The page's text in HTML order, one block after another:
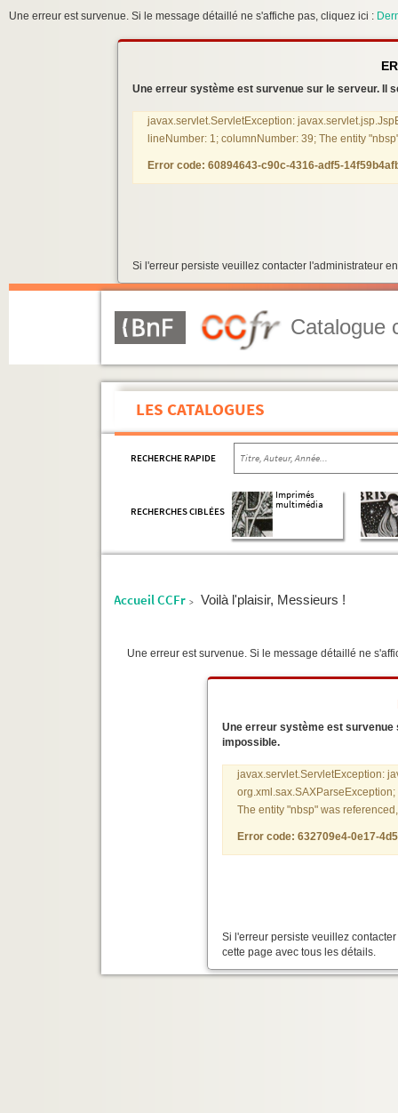
Une erreur est survenue. Si le message détaillé ne s'affiche pas, cliquez ici :
Une erreur système est survenue sur le serveur. Il
javax.servlet.ServletException:
lineNumber: 1; columnNumber: 39; The entity
Error code: 60894643-c90c-4316-adf5-
Si l'erreur persiste veuillez contacter l'administrateur
Catalogue
LES CATALOGUES
RECHERCHE RAPIDE
RECHERCHES CIBLÉES
Imprimés
multimédia
Accueil CCFr > Voilà l'plaisir, Messieurs !
Une erreur est survenue. Si le message détaillé ne
Une erreur système est survenue
impossible.
javax.servlet.ServletException:
The entity "nbsp" was
Error code: 632709e4-0e17-
Si l'erreur persiste veuillez
cette page avec tous les détails.